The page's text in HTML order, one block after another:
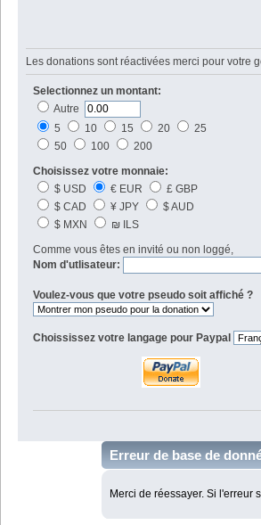
Les donations sont réactivées merci pour votre
Selectionnez un montant:
Autre
5
10 15 20
25
50
100 200
Choisissez votre monnaie:
$ USD
€ EUR
£ GBP
$ CAD
¥ JPY
$ AUD
$ MXN
₪ ILS
Comme vous êtes en invité ou non loggé,
Nom d'utlisateur:
Voulez-vous que votre pseudo soit affiché ?
Choississez votre langage pour Paypal
Erreur de base de
Merci de réessayer. Si l'erreur